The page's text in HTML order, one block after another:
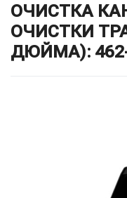
ОЧИСТКА
ОЧИСТКИ
ДЮЙМА):